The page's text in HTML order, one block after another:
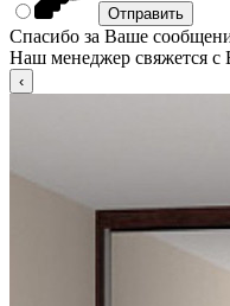
Спасибо за Ваше
Наш менеджер свяжется